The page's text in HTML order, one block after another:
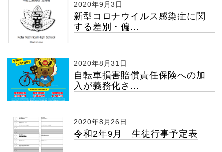
2020年9月3日
新型コロナウイルス感染症に関
する差別・偏...
2020年8月31日
自転車損害賠償責任保険への加
入が義務化さ...
2020年8月26日
令和2年9月 生徒行事予定表